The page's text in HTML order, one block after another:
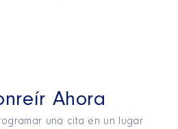
Ahora
una cita en un lugar